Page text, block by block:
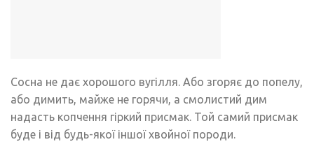
Сосна не дає хорошого вугілля. Або згоряє до попелу,
або димить, майже не горячи, а смолистий дим
надасть копчення гіркий присмак. Той самий присмак
буде і від будь-якої іншої хвойної породи.